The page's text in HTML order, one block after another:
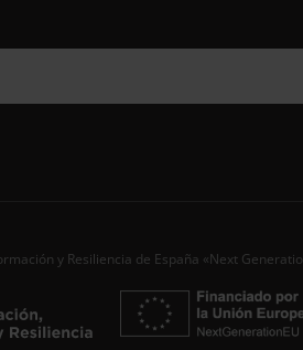
Si quieres
Al instante,
datos y
Correo
y Resiliencia de España «Next